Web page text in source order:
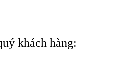
khách hàng: